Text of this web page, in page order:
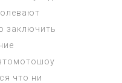
заключить
что ни